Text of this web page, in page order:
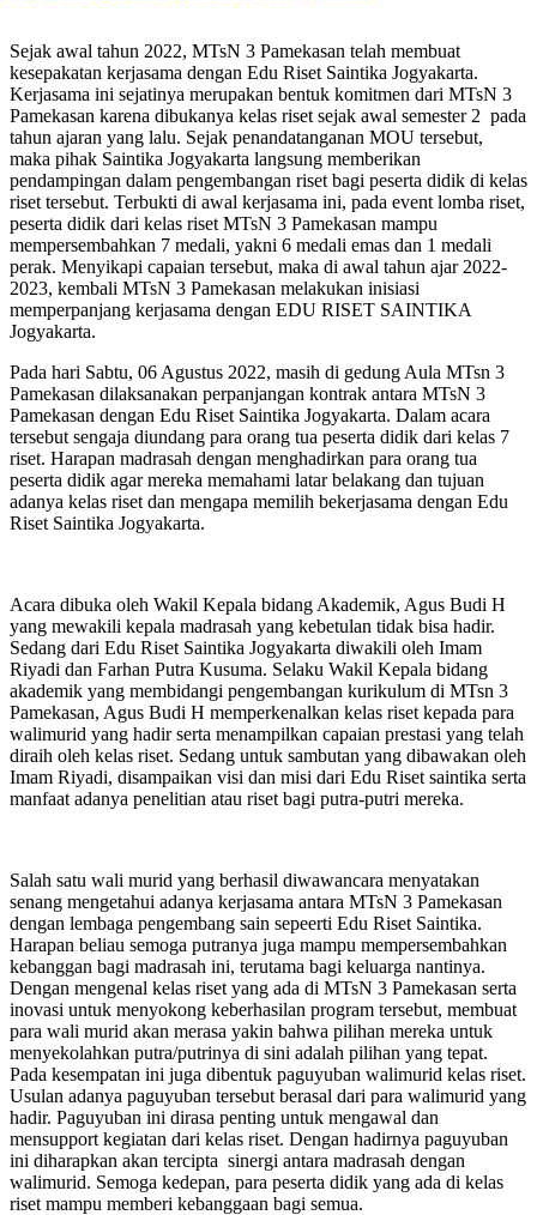
Sejak awal tahun 2022, MTsN 3 Pamekasan telah membuat
kesepakatan kerjasama dengan Edu Riset Saintika Jogyakarta.
Kerjasama ini sejatinya merupakan bentuk komitmen dari MTsN 3
Pamekasan karena dibukanya kelas riset sejak awal semester 2 pada
tahun ajaran yang lalu. Sejak penandatanganan MOU tersebut,
maka pihak Saintika Jogyakarta langsung memberikan
pendampingan dalam pengembangan riset bagi peserta didik di kelas
riset tersebut. Terbukti di awal kerjasama ini, pada event lomba riset,
peserta didik dari kelas riset MTsN 3 Pamekasan mampu
mempersembahkan 7 medali, yakni 6 medali emas dan 1 medali
perak. Menyikapi capaian tersebut, maka di awal tahun ajar 2022-
2023, kembali MTsN 3 Pamekasan melakukan inisiasi
memperpanjang kerjasama dengan EDU RISET SAINTIKA
Jogyakarta.
Pada hari Sabtu, 06 Agustus 2022, masih di gedung Aula MTsn 3
Pamekasan dilaksanakan perpanjangan kontrak antara MTsN 3
Pamekasan dengan Edu Riset Saintika Jogyakarta. Dalam acara
tersebut sengaja diundang para orang tua peserta didik dari kelas 7
riset. Harapan madrasah dengan menghadirkan para orang tua
peserta didik agar mereka memahami latar belakang dan tujuan
adanya kelas riset dan mengapa memilih bekerjasama dengan Edu
Riset Saintika Jogyakarta.
Acara dibuka oleh Wakil Kepala bidang Akademik, Agus Budi H
yang mewakili kepala madrasah yang kebetulan tidak bisa hadir.
Sedang dari Edu Riset Saintika Jogyakarta diwakili oleh Imam
Riyadi dan Farhan Putra Kusuma. Selaku Wakil Kepala bidang
akademik yang membidangi pengembangan kurikulum di MTsn 3
Pamekasan, Agus Budi H memperkenalkan kelas riset kepada para
walimurid yang hadir serta menampilkan capaian prestasi yang telah
diraih oleh kelas riset. Sedang untuk sambutan yang dibawakan oleh
Imam Riyadi, disampaikan visi dan misi dari Edu Riset saintika serta
manfaat adanya penelitian atau riset bagi putra-putri mereka.
Salah satu wali murid yang berhasil diwawancara menyatakan
senang mengetahui adanya kerjasama antara MTsN 3 Pamekasan
dengan lembaga pengembang sain sepeerti Edu Riset Saintika.
Harapan beliau semoga putranya juga mampu mempersembahkan
kebanggan bagi madrasah ini, terutama bagi keluarga nantinya.
Dengan mengenal kelas riset yang ada di MTsN 3 Pamekasan serta
inovasi untuk menyokong keberhasilan program tersebut, membuat
para wali murid akan merasa yakin bahwa pilihan mereka untuk
menyekolahkan putra/putrinya di sini adalah pilihan yang tepat.
Pada kesempatan ini juga dibentuk paguyuban walimurid kelas riset.
Usulan adanya paguyuban tersebut berasal dari para walimurid yang
hadir. Paguyuban ini dirasa penting untuk mengawal dan
mensupport kegiatan dari kelas riset. Dengan hadirnya paguyuban
ini diharapkan akan tercipta sinergi antara madrasah dengan
walimurid. Semoga kedepan, para peserta didik yang ada di kelas
riset mampu memberi kebanggaan bagi semua.